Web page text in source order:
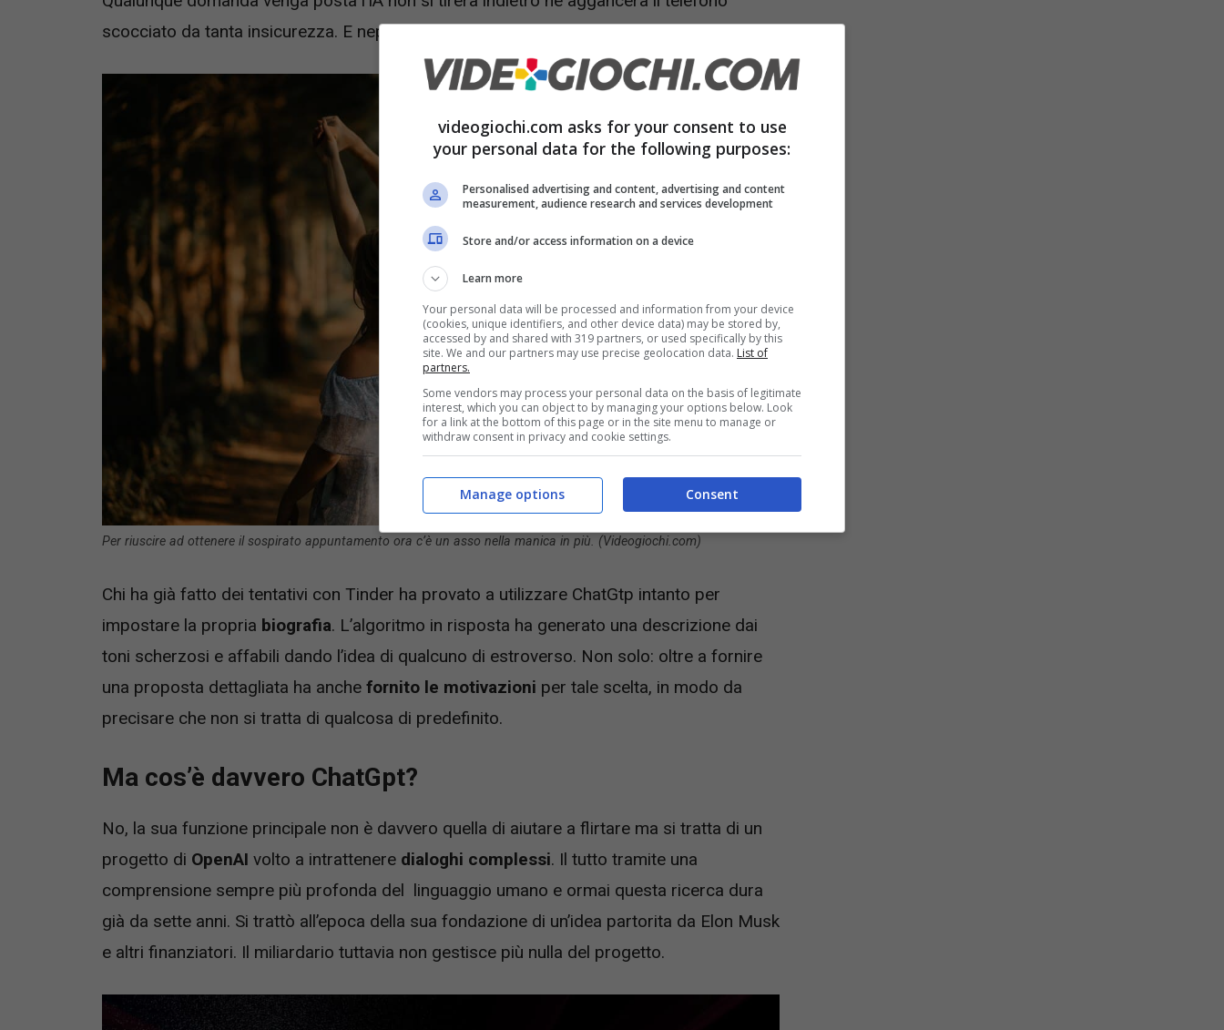
scocciato da tanta insicurezza. E neppure potrà tirare pacco.
Per riuscire ad ottenere il sospirato appuntamento ora c’è un asso nella manica in più. (Videogiochi.com)
Chi ha già fatto dei tentativi con Tinder ha provato a utilizzare ChatGtp intanto per
impostare la propria biografia. L’algoritmo in risposta ha generato una descrizione dai
toni scherzosi e affabili dando l’idea di qualcuno di estroverso. Non solo: oltre a fornire
una proposta dettagliata ha anche fornito le motivazioni per tale scelta, in modo da
precisare che non si tratta di qualcosa di predefinito.
Ma cos’è davvero ChatGpt?
No, la sua funzione principale non è davvero quella di aiutare a flirtare ma si tratta di un
progetto di OpenAI volto a intrattenere dialoghi complessi. Il tutto tramite una
comprensione sempre più profonda del linguaggio umano e ormai questa ricerca dura
già da sette anni. Si trattò all’epoca della sua fondazione di un’idea partorita da Elon Musk
e altri finanziatori. Il miliardario tuttavia non gestisce più nulla del progetto.
videogiochi.com asks for your consent to use
your personal data for the following purposes:
Personalised advertising and content, advertising and content
measurement, audience research and services development
Store and/or access information on a device
Learn more
Your personal data will be processed and information from your device
(cookies, unique identifiers, and other device data) may be stored by,
accessed by and shared with 319 partners, or used specifically by this
site. We and our partners may use precise geolocation data. List of
partners.
Some vendors may process your personal data on the basis of legitimate
interest, which you can object to by managing your options below. Look
for a link at the bottom of this page or in the site menu to manage or
withdraw consent in privacy and cookie settings.
Consent
Manage options